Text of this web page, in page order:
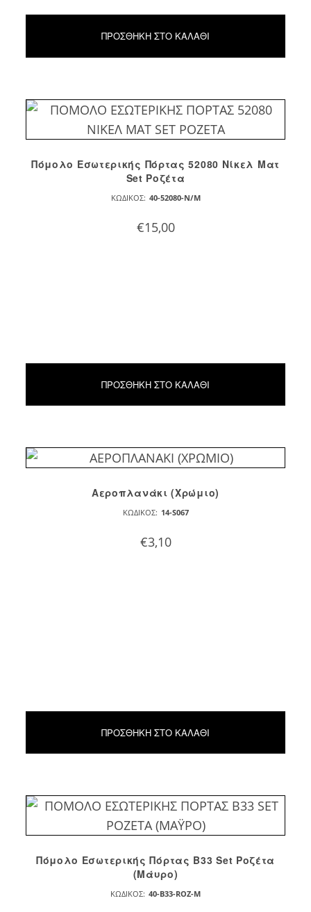
ΠΡΟΣΘΉΚΗ ΣΤΟ ΚΑΛΆΘΙ
Πόμολο Εσωτερικής Πόρτας 52080 Νίκελ Ματ
Set Ροζέτα
ΚΩΔΙΚΌΣ: 40-52080-N/M
€15,00
ΠΡΟΣΘΉΚΗ ΣΤΟ ΚΑΛΆΘΙ
Αεροπλανάκι (Χρώμιο)
ΚΩΔΙΚΌΣ: 14-S067
€3,10
ΠΡΟΣΘΉΚΗ ΣΤΟ ΚΑΛΆΘΙ
Πόμολο Εσωτερικής Πόρτας Β33 Set Ροζέτα
(Μάυρο)
ΚΩΔΙΚΌΣ: 40-B33-ROZ-M